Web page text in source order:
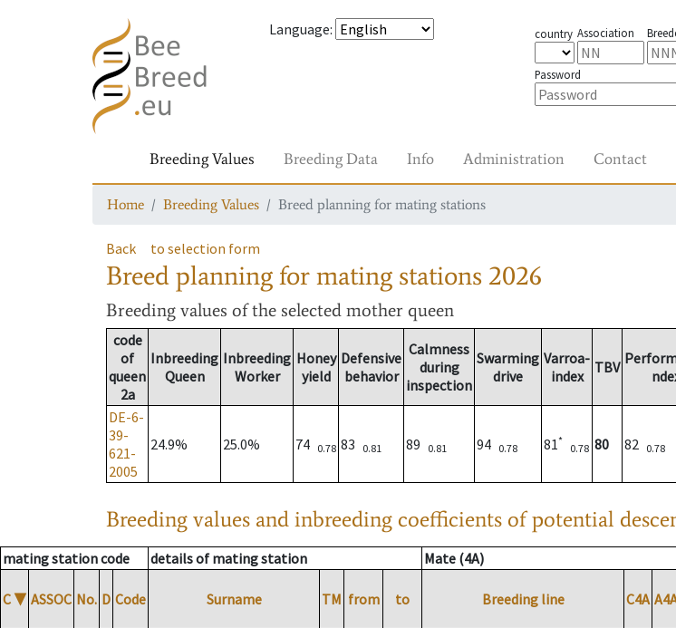
Language: country Association
Password
Breeding Values Breeding Data Info Administration Contact
Home Breeding Values Breed planning for mating stations
Back to selection form
Breed planning for mating stations 2026
Breeding values of the selected mother queen
code
of
queen
2a
Inbreeding
Queen
Inbreeding
Worker
Honey
yield
Defensive
behavior
Calmness
during
inspection
Swarming
drive
Varroa-
index
TBV
DE-6-
39-
621-
2005
24.9% 25.0% 74 0.78 83 0.81 89 0.81 94 0.78 81*
0.78 80 82 0.78
Breeding values and inbreeding coefficients of potential
mating station code details of mating station Mate (4A)
C ▼ ASSOC No. D Code Surname TM from to Breeding line C4A